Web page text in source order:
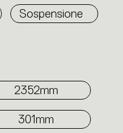
Sospensione
2352mm
301mm